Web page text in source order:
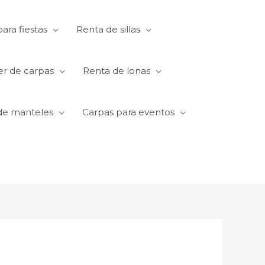
fiestas Renta de sillas
de carpas Renta de lonas
manteles Carpas para eventos